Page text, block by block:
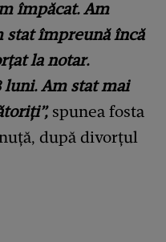
împăcat. Am
stat împreună încă
la notar.
Am stat mai
spunea fosta
după divorțul